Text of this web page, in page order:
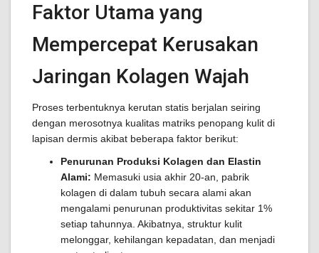
Faktor Utama yang
Mempercepat Kerusakan
Jaringan Kolagen Wajah
Proses terbentuknya kerutan statis berjalan seiring
dengan merosotnya kualitas matriks penopang kulit di
lapisan dermis akibat beberapa faktor berikut:
Penurunan Produksi Kolagen dan Elastin
Alami: Memasuki usia akhir 20-an, pabrik
kolagen di dalam tubuh secara alami akan
mengalami penurunan produktivitas sekitar 1%
setiap tahunnya. Akibatnya, struktur kulit
melonggar, kehilangan kepadatan, dan menjadi